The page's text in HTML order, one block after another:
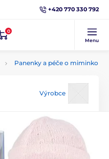
+420 770 330 792
0
Menu
Panenky a péče o miminko
Výrobce